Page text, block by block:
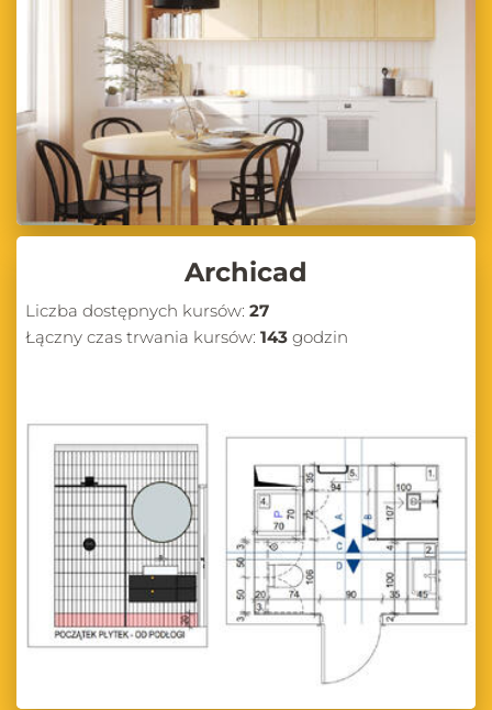
Archicad
Liczba dostępnych kursów: 27
Łączny czas trwania kursów: 143 godzin